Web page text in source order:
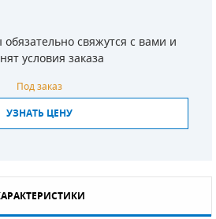
свяжутся с вами и
условия заказа
Под заказ
УЗНАТЬ ЦЕНУ